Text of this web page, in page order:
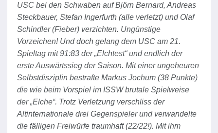
USC bei den Schwaben auf Björn Bernard, Andreas
Steckbauer, Stefan Ingerfurth (alle verletzt) und Olaf
Schindler (Fieber) verzichten. Ungünstige
Vorzeichen! Und doch gelang dem USC am 21.
Spieltag mit 91:83 der „Elchtest“ und endlich der
erste Auswärtssieg der Saison. Mit einer ungeheuren
Selbstdisziplin bestrafte Markus Jochum (38 Punkte)
die wie beim Vorspiel im ISSW brutale Spielweise
der „Elche“. Trotz Verletzung verschliss der
Altinternationale drei Gegenspieler und verwandelte
die fälligen Freiwürfe traumhaft (22/22!). Mit ihm